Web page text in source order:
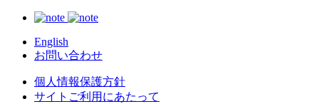
English
お問い合わせ
個人情報保護方針
サイトご利用にあたって